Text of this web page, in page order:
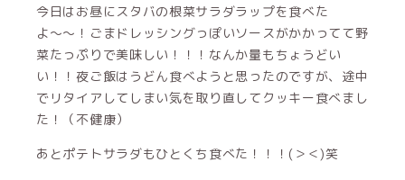
今日はお昼にスタバの根菜サラダラップを食べた
よ〜〜！ごまドレッシングっぽいソースがかかってて野
菜たっぷりで美味しい！！！なんか量もちょうどい
い！！夜ご飯はうどん食べようと思ったのですが、途中
でリタイアしてしまい気を取り直してクッキー食べまし
た！（不健康）
あとポテトサラダもひとくち食べた！！！(＞＜)笑